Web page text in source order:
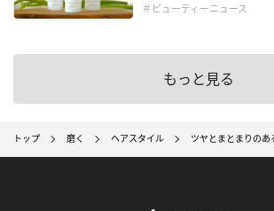
＃ビューティーニュース
もっと見る
トップ 磨く ヘアスタイル ツヤとまとまりの